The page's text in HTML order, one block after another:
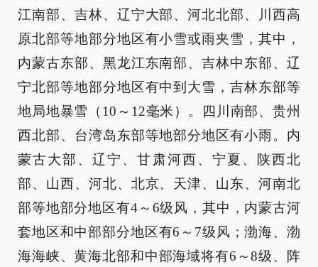
江南部、吉林、辽宁大部、河北北部、川西高
原北部等地部分地区有小雪或雨夹雪，其中，
内蒙古东部、黑龙江东南部、吉林中东部、辽
宁北部等地部分地区有中到大雪，吉林东部等
地局地暴雪（10～12毫米）。四川南部、贵州
西北部、台湾岛东部等地部分地区有小雨。内
蒙古大部、辽宁、甘肃河西、宁夏、陕西北
部、山西、河北、北京、天津、山东、河南北
部等地部分地区有4～6级风，其中，内蒙古河
套地区和中部部分地区有6～7级风；渤海、渤
海海峡、黄海北部和中部海域将有6～8级、阵